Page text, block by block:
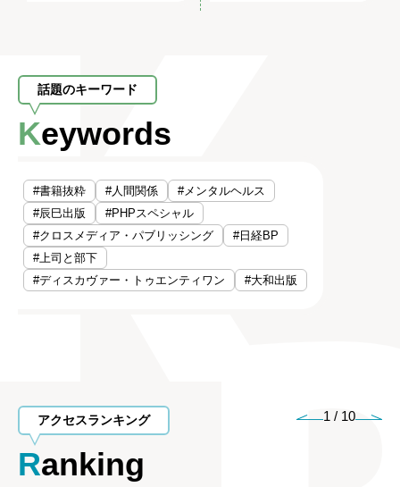
話題のキーワード
Keywords
#書籍抜粋 #人間関係
#メンタルヘルス
#辰巳出版
#PHPスペシャル
#クロスメディア・パブリッシング
#日経BP
#上司と部下
#ディスカヴァー・トゥエンティワン
#大和出版
アクセスランキング
Ranking
1 / 10